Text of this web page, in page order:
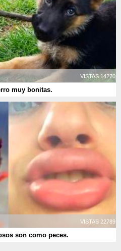
14270 VISTAS
muy bonitas.
22789 VISTAS
son como peces.